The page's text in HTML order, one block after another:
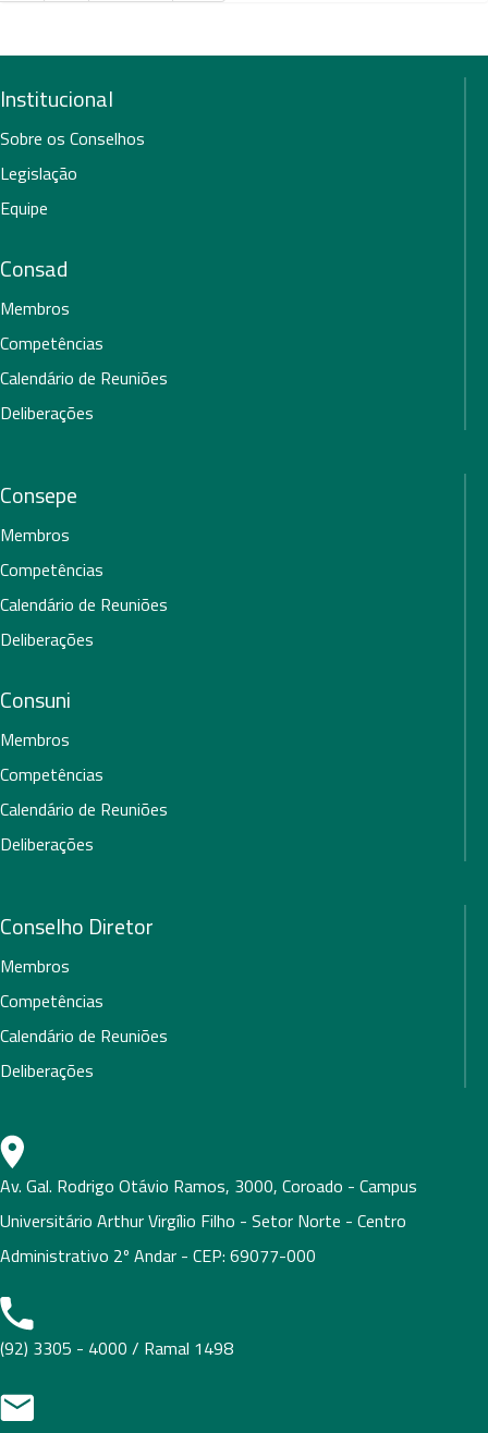
Institucional
Sobre os Conselhos
Legislação
Equipe
Consad
Membros
Competências
Calendário de Reuniões
Deliberações
Consepe
Membros
Competências
Calendário de Reuniões
Deliberações
Consuni
Membros
Competências
Calendário de Reuniões
Deliberações
Conselho Diretor
Membros
Competências
Calendário de Reuniões
Deliberações
Av. Gal. Rodrigo Otávio Ramos, 3000, Coroado - Campus
Universitário Arthur Virgílio Filho - Setor Norte - Centro
Administrativo 2º Andar - CEP: 69077-000
(92) 3305 - 4000 / Ramal 1498